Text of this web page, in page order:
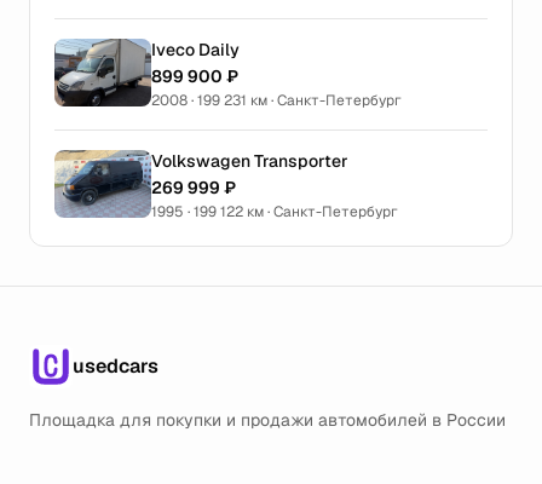
Iveco Daily
899 900 ₽
2008 · 199 231 км · Санкт-Петербург
Volkswagen Transporter
269 999 ₽
1995 · 199 122 км · Санкт-Петербург
usedcars
Площадка для покупки и продажи автомобилей в России